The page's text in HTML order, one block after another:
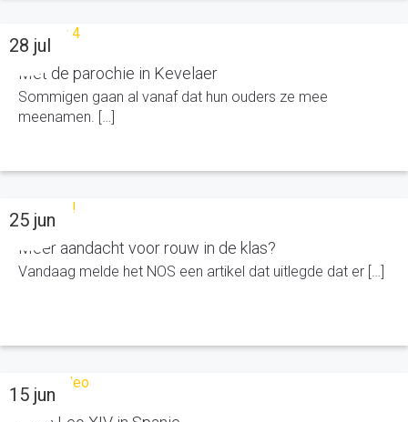
Met de parochie in Kevelaer
Sommigen gaan al vanaf dat hun ouders ze mee
meenamen. […]
28 jul
Meer aandacht voor rouw in de klas?
Vandaag melde het NOS een artikel dat uitlegde dat er […]
25 jun
15 jun